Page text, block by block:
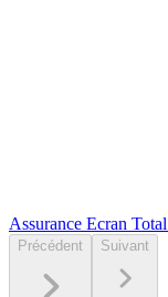
Assurance Ecran
Précédent Suivant